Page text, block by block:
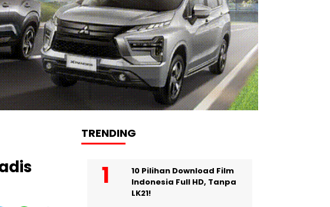
TRENDING
10 Pilihan Download Film
Indonesia Full HD, Tanpa
LK21!